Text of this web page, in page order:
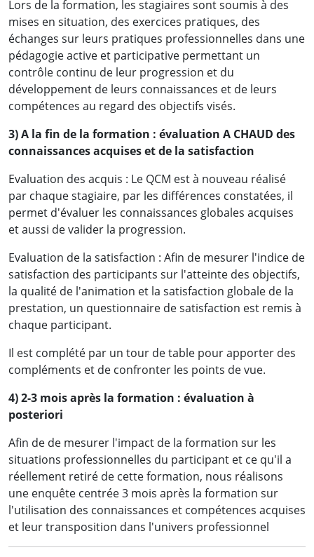
Lors de la formation, les stagiaires sont soumis à des
mises en situation, des exercices pratiques, des
échanges sur leurs pratiques professionnelles dans une
pédagogie active et participative permettant un
contrôle continu de leur progression et du
développement de leurs connaissances et de leurs
compétences au regard des objectifs visés.
3) A la fin de la formation : évaluation A CHAUD des
connaissances acquises et de la satisfaction
Evaluation des acquis : Le QCM est à nouveau réalisé
par chaque stagiaire, par les différences constatées, il
permet d'évaluer les connaissances globales acquises
et aussi de valider la progression.
Evaluation de la satisfaction : Afin de mesurer l'indice de
satisfaction des participants sur l'atteinte des objectifs,
la qualité de l'animation et la satisfaction globale de la
prestation, un questionnaire de satisfaction est remis à
chaque participant.
Il est complété par un tour de table pour apporter des
compléments et de confronter les points de vue.
4) 2-3 mois après la formation : évaluation à
posteriori
Afin de de mesurer l'impact de la formation sur les
situations professionnelles du participant et ce qu'il a
réellement retiré de cette formation, nous réalisons
une enquête centrée 3 mois après la formation sur
l'utilisation des connaissances et compétences acquises
et leur transposition dans l'univers professionnel